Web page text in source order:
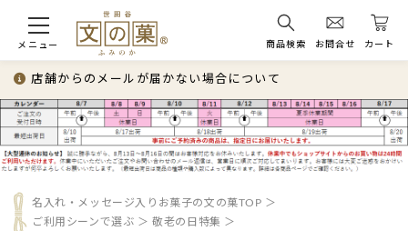
メニュー 商品検索 お問合せ カート
店舗からのメールが届かない場合について
名入れ・メッセージ入りお菓子の文の菓TOP
ご利用シーンで選ぶ
敬老の日特集